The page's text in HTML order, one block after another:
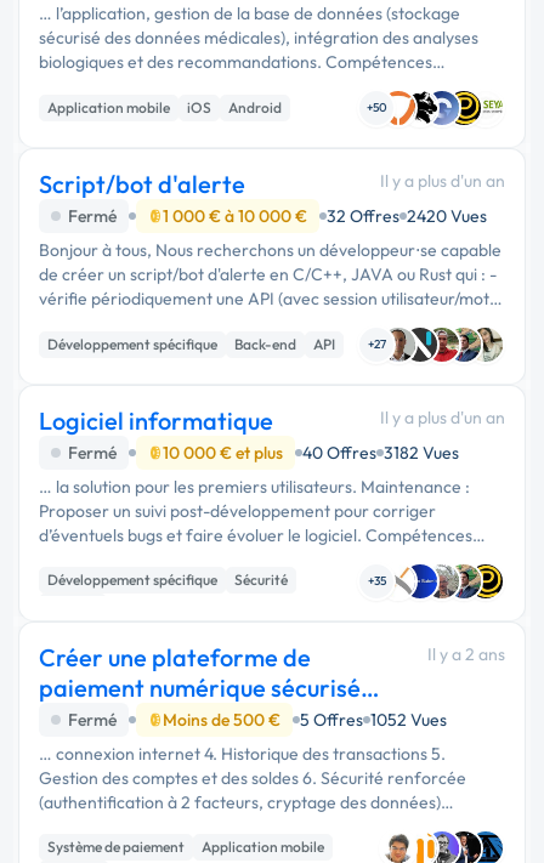
… l’application, gestion de la base de données (stockage
sécurisé des données médicales), intégration des analyses
biologiques et des recommandations. Compétences
recherchées : Maîtrise de Node.js, Python, Ruby on Rails ou
Java, expérience avec …
Application mobile iOS Android +50
Script/bot d'alerte
Il y a plus d'un an
Fermé
1 000 € à 10 000 € 32 Offres 2420 Vues
Bonjour à tous, Nous recherchons un développeur⋅se capable
de créer un script/bot d'alerte en C/C++, JAVA ou Rust qui : -
vérifie périodiquement une API (avec session utilisateur/mot
de passe) - envoie des alertes par email via SMTP si les …
Développement spécifique Back-end API +27
Logiciel informatique
Il y a plus d'un an
Fermé
10 000 € et plus 40 Offres 3182 Vues
… la solution pour les premiers utilisateurs. Maintenance :
Proposer un suivi post-développement pour corriger
d’éventuels bugs et faire évoluer le logiciel. Compétences
recherchées : Langages de programmation : Python, C++,
Java ou Go (selon …
Développement spécifique
Sécurité
+35
Créer une plateforme de
paiement numérique sécurisée
et conviviale
Il y a 2 ans
Fermé Moins de 500 € 5 Offres 1052 Vues
… connexion internet 4. Historique des transactions 5.
Gestion des comptes et des soldes 6. Sécurité renforcée
(authentification à 2 facteurs, cryptage des données)
*Technologies :* 1. Langage de programmation : Java, Kotlin
2. Framework : …
Système de paiement
Application mobile